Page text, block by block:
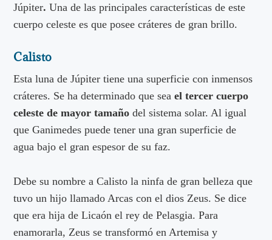
Júpiter. Una de las principales características de este
cuerpo celeste es que posee cráteres de gran brillo.
Calisto
Esta luna de Júpiter tiene una superficie con inmensos
cráteres. Se ha determinado que seael tercer cuerpo
celeste de mayor tamaño del sistema solar. Al igual
que Ganimedes puede tener una gran superficie de
agua bajo el gran espesor de su faz.
Debe su nombre a Calisto la ninfa de gran belleza que
tuvo un hijo llamado Arcas con el dios Zeus. Se dice
que era hija de Licaón el rey de Pelasgia. Para
enamorarla, Zeus se transformó en Artemisa y